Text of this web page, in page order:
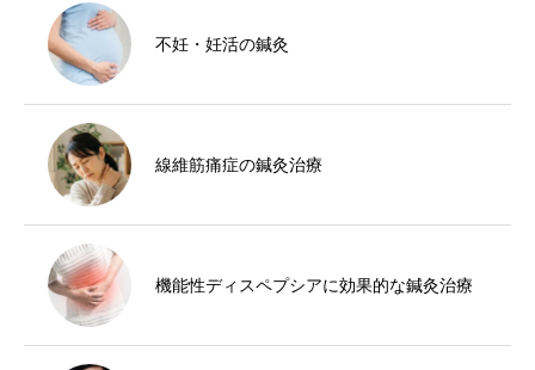
不妊・妊活の鍼灸
線維筋痛症の鍼灸治療
機能性ディスペプシアに効果的な鍼灸治療